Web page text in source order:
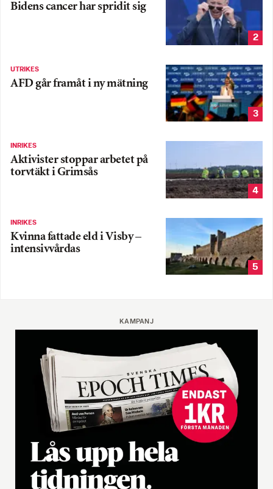
Bidens cancer har spridit sig
2
UTRIKES
AFD går framåt i ny mätning
3
INRIKES
Aktivister stoppar arbetet på
torvtäkt i Grimsås
4
INRIKES
Kvinna fattade eld i Visby –
intensivvårdas
5
KAMPANJ